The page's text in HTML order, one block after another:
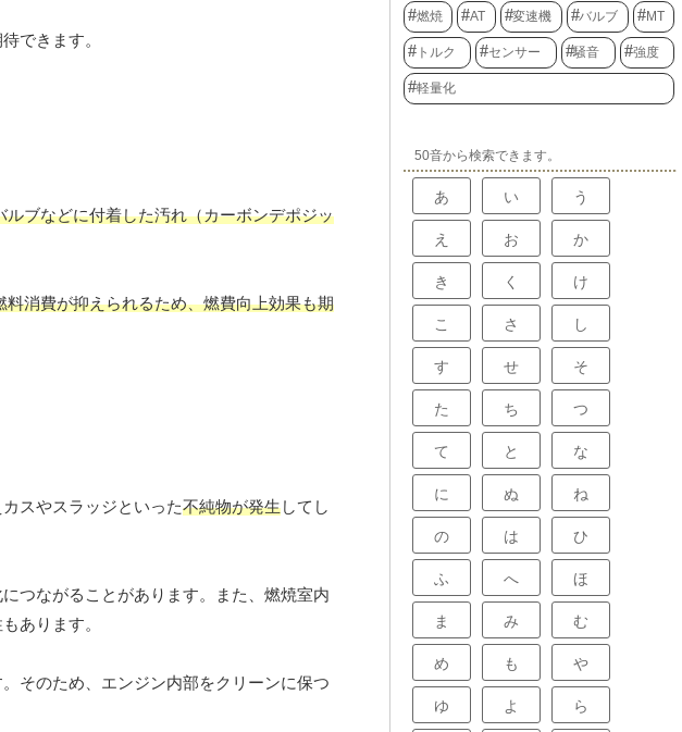
できます。
ルブなどに付着した汚れ（カーボンデポジッ
料消費が抑えられるため、燃費向上効果も期
スやスラッジといった不純物が発生してし
つながることがあります。また、燃焼室内
あります。
そのため、エンジン内部をクリーンに保つ
燃焼 AT 変速機 バルブ MT
トルク センサー 騒音 強度
軽量化
50音から検索できます。
あ い う
え お か
き く け
こ さ し
す せ そ
た ち つ
て と な
に ぬ ね
の は ひ
ふ へ ほ
ま み む
め も や
ゆ よ ら